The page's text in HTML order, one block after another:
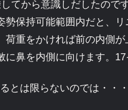
てから意識しだしたので
勢保持可能範囲内だと、
重をかければ前の内側
鼻を内側に向けます。
とは限らないのでは・・・